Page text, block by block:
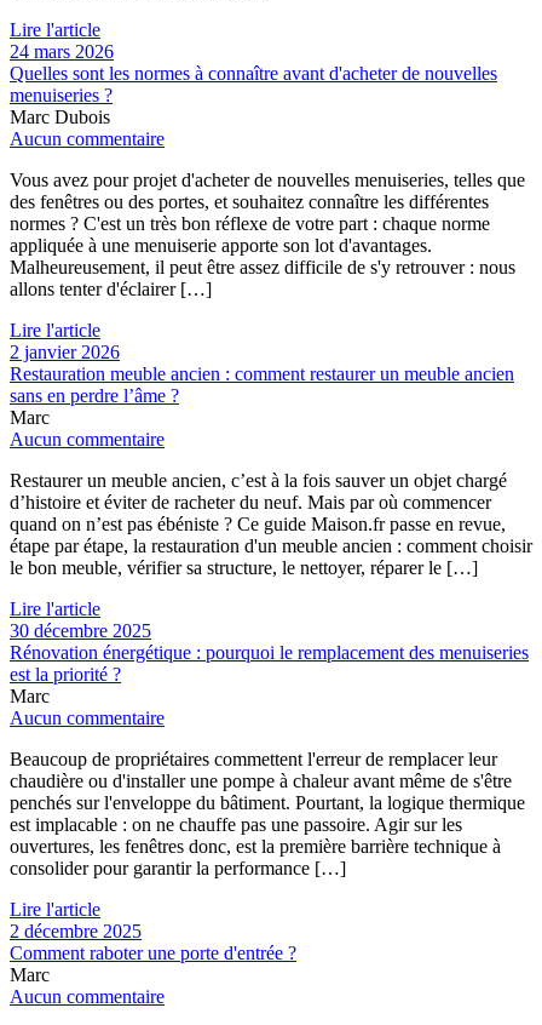
Lire l'article
24 mars 2026
Quelles sont les normes à connaître avant d'acheter de nouvelles
menuiseries ?
Marc Dubois
Aucun commentaire
Vous avez pour projet d'acheter de nouvelles menuiseries, telles que
des fenêtres ou des portes, et souhaitez connaître les différentes
normes ? C'est un très bon réflexe de votre part : chaque norme
appliquée à une menuiserie apporte son lot d'avantages.
Malheureusement, il peut être assez difficile de s'y retrouver : nous
allons tenter d'éclairer […]
Lire l'article
2 janvier 2026
Restauration meuble ancien : comment restaurer un meuble ancien
sans en perdre l’âme ?
Marc
Aucun commentaire
Restaurer un meuble ancien, c’est à la fois sauver un objet chargé
d’histoire et éviter de racheter du neuf. Mais par où commencer
quand on n’est pas ébéniste ? Ce guide Maison.fr passe en revue,
étape par étape, la restauration d'un meuble ancien : comment choisir
le bon meuble, vérifier sa structure, le nettoyer, réparer le […]
Lire l'article
30 décembre 2025
Rénovation énergétique : pourquoi le remplacement des menuiseries
est la priorité ?
Marc
Aucun commentaire
Beaucoup de propriétaires commettent l'erreur de remplacer leur
chaudière ou d'installer une pompe à chaleur avant même de s'être
penchés sur l'enveloppe du bâtiment. Pourtant, la logique thermique
est implacable : on ne chauffe pas une passoire. Agir sur les
ouvertures, les fenêtres donc, est la première barrière technique à
consolider pour garantir la performance […]
Lire l'article
2 décembre 2025
Comment raboter une porte d'entrée ?
Marc
Aucun commentaire